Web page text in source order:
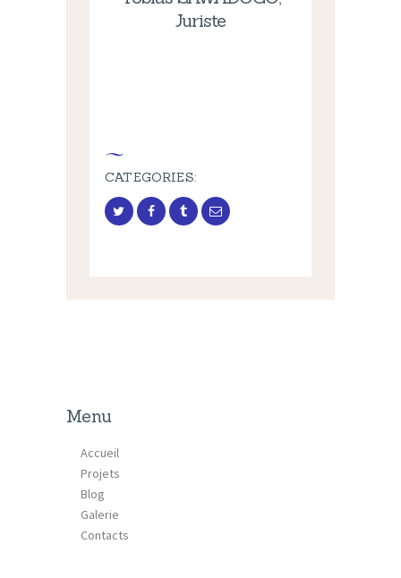
Juriste
CATEGORIES:
Menu
Accueil
Projets
Blog
Galerie
Contacts